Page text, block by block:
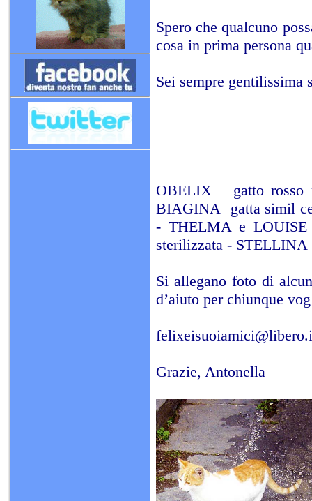
Spero che qualcuno
cosa in prima persona
Sei sempre gentilissima
OBELIX gatto rosso
BIAGINA gatta simil
- THELMA e
sterilizzata -
Si allegano foto di
d’aiuto per chiunque
Grazie, Antonella